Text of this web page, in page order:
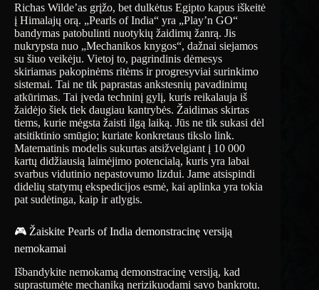
Richas Wilde’as grįžo, bet dulkėtus Egipto kapus iškeitė
į Himalajų orą. „Pearls of India“ yra „Play’n GO“
bandymas patobulinti nuotykių žaidimų žanrą. Jis
nukrypsta nuo „Mechanikos knygos“, dažnai siejamos
su šiuo veikėju. Vietoj to, pagrindinis dėmesys
skiriamas pakopinėms ritėms ir progresyviai surinkimo
sistemai. Tai ne tik paprastas ankstesnių pavadinimų
atkūrimas. Tai įveda techninį gylį, kuris reikalauja iš
žaidėjo šiek tiek daugiau kantrybės. Žaidimas skirtas
tiems, kurie mėgsta žaisti ilgą laiką. Jūs ne tik sukasi dėl
atsitiktinio smūgio; kuriate konkretaus tikslo link.
Matematinis modelis sukurtas atsižvelgiant į 10 000
kartų didžiausią laimėjimo potencialą, kuris yra labai
svarbus vidutinio nepastovumo lizdui. Jame atsispindi
didelių statymų ekspedicijos esmė, kai aplinka yra tokia
pat sudėtinga, kaip ir atlygis.
🎮 Žaiskite Pearls of India demonstracinę versiją
nemokamai
Išbandykite nemokamą demonstracinę versiją, kad
suprastumėte mechaniką nerizikuodami savo bankrotu.